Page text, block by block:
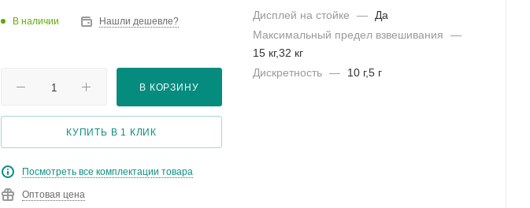
В наличии Нашли дешевле?
В КОРЗИНУ
КУПИТЬ В 1 КЛИК
Посмотреть все комплектации товара
Оптовая цена
Дисплей на стойке — Да
Максимальный предел взвешивания
—
15 кг,32 кг
Дискретность — 10 г,5 г